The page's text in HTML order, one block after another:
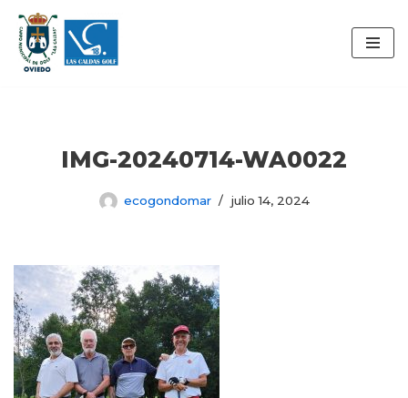
Saltar
al
IMG-20240714-WA0022
ecogondomar julio 14, 2024